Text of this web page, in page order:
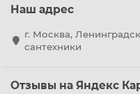
Наш адрес
г. Москва,
сантехники
Отзывы на Яндекс